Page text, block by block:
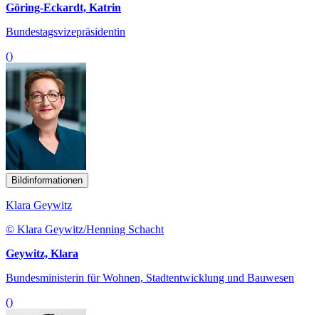
Göring-Eckardt, Katrin
Bundestagsvizepräsidentin
()
Bildinformationen
Klara Geywitz
© Klara Geywitz/Henning Schacht
Geywitz, Klara
Bundesministerin für Wohnen, Stadtentwicklung und Bauwesen
()